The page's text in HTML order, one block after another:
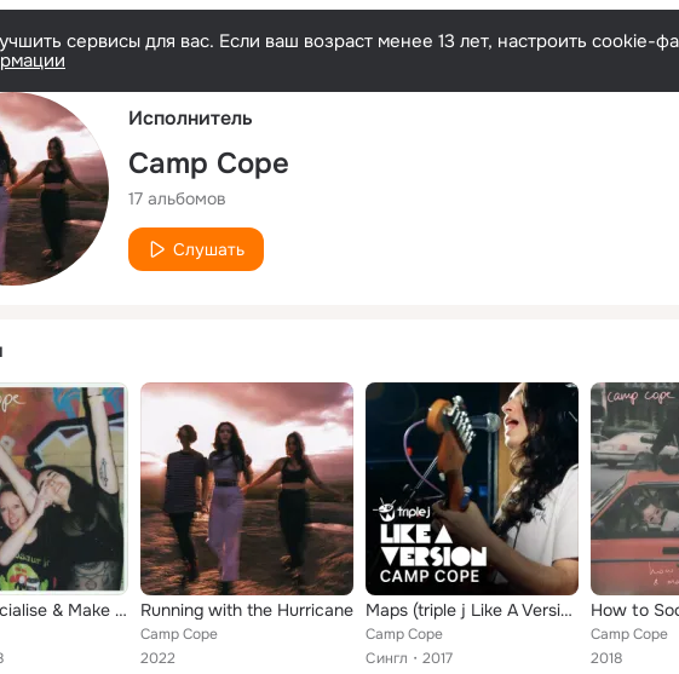
Русский
сервисы для вас. Если ваш возраст менее 13 лет, настроить cookie-
Исполнитель
Camp Cope
17 альбомов
Слушать
How to Socialise & Make Friends Running with the Hurricane
Camp Cope
2022
Maps (triple j Like A Version)
Camp Cope
Сингл
2017
Camp Cope
2018